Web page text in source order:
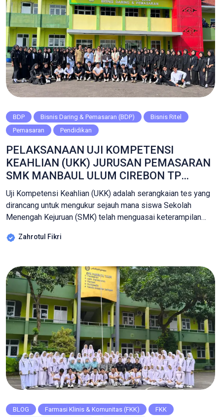
BDP Bisnis Daring & Pemasaran (BDP)
Bisnis Ritel
Pemasaran
Pendidikan
PELAKSANAAN UJI KOMPETENSI
KEAHLIAN (UKK) JURUSAN PEMASARAN
SMK MANBAUL ULUM CIREBON TP
2025/2026
Uji Kompetensi Keahlian (UKK) adalah serangkaian tes yang
dirancang untuk mengukur sejauh mana siswa Sekolah
Menengah Kejuruan (SMK) telah menguasai keterampilan
tertentu. Proses ini merupakan bagian penting dari kurikulum
untuk memasuki dunia kerja setelah lulus. Pada Senin, 14
April – […]
Zahrotul Fikri
BLOG Farmasi Klinis & Komunitas (FKK)
FKK